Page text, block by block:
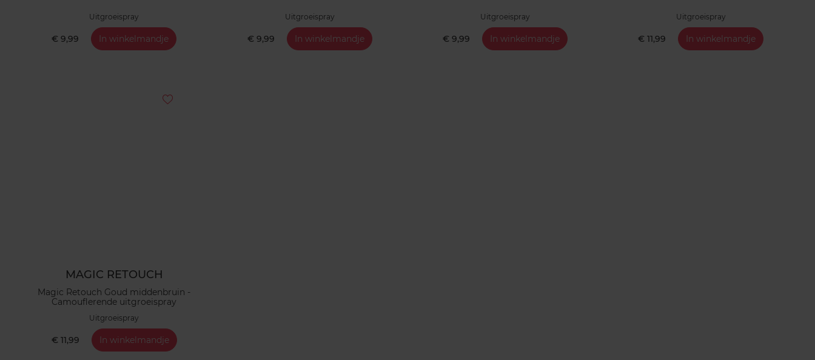
Uitgroeispray
€ 9,99 In winkelmandje
Uitgroeispray
€ 9,99 In winkelmandje
Uitgroeispray
€ 9,99 In winkelmandje
Uitgroeispray
€ 11,99 In winkelmandje
MAGIC RETOUCH
Magic Retouch Goud middenbruin -
Camouflerende uitgroeispray
Uitgroeispray
€ 11,99 In winkelmandje